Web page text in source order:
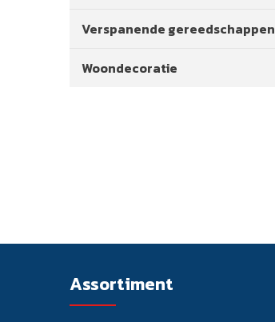
Verspanende gereedschappen
Woondecoratie
Assortiment